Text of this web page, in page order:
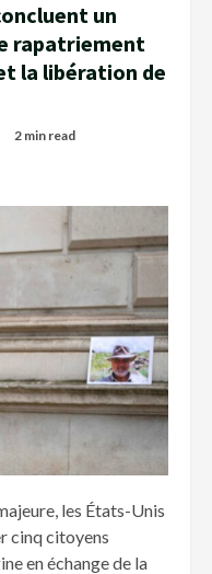
un
rapatriement
la libération de
2 min read
les États-Unis
cinq citoyens
en échange de la